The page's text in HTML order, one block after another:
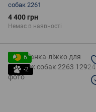
собак 2261
4 400 грн
Немає в наявності
6
-2